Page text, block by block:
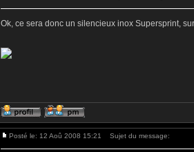
Ok, ce sera donc un silencieux inox Supersprint,
Posté le: 12 Aoû 2008 15:21 Sujet du message: